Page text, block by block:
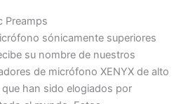
sónicamente superiores
su nombre de nuestros
de micrófono XENYX de alto
han sido elogiados por